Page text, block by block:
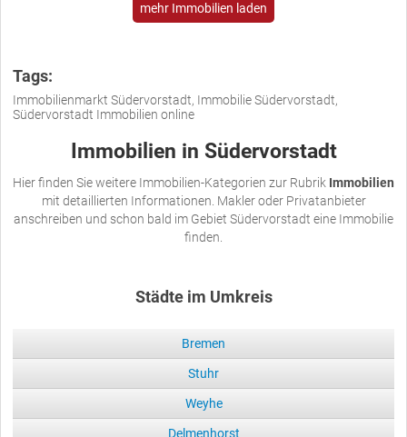
mehr Immobilien laden
Tags:
Immobilienmarkt Südervorstadt, Immobilie Südervorstadt,
Südervorstadt Immobilien online
Immobilien in Südervorstadt
Hier finden Sie weitere Immobilien-Kategorien zur Rubrik Immobilien
mit detaillierten Informationen. Makler oder Privatanbieter
anschreiben und schon bald im Gebiet Südervorstadt eine Immobilie
finden.
Städte im Umkreis
Bremen
Stuhr
Weyhe
Delmenhorst